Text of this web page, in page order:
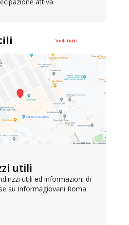
Vedi tutti
utili
utili ed informazioni di
su Informagiovani Roma